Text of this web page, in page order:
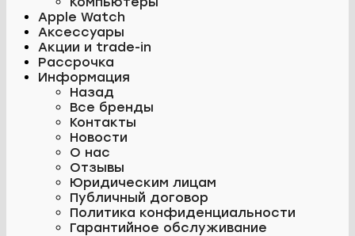
Apple Watch
Аксессуары
Акции и trade-in
Рассрочка
Информация
Назад
Все бренды
Контакты
Новости
О нас
Отзывы
Юридическим лицам
Публичный договор
Политика конфиденциальности
Гарантийное обслуживание